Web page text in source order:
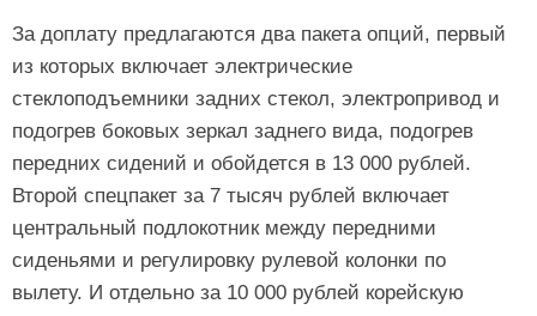
За доплату предлагаются два пакета опций, первый
из которых включает электрические
стеклоподъемники задних стекол, электропривод и
подогрев боковых зеркал заднего вида, подогрев
передних сидений и обойдется в 13 000 рублей.
Второй спецпакет за 7 тысяч рублей включает
центральный подлокотник между передними
сиденьями и регулировку рулевой колонки по
вылету. И отдельно за 10 000 рублей корейскую